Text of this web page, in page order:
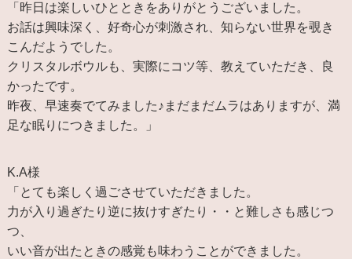
「昨日は楽しいひとときをありがとうございました。
お話は興味深く、好奇心が刺激され、知らない世界を覗き
こんだようでした。
クリスタルボウルも、実際にコツ等、教えていただき、良
かったです。
昨夜、早速奏でてみました♪まだまだムラはありますが、満
足な眠りにつきました。」
K.A様
「とても楽しく過ごさせていただきました。
力が入り過ぎたり逆に抜けすぎたり・・と難しさも感じつ
つ、
いい音が出たときの感覚も味わうことができました。